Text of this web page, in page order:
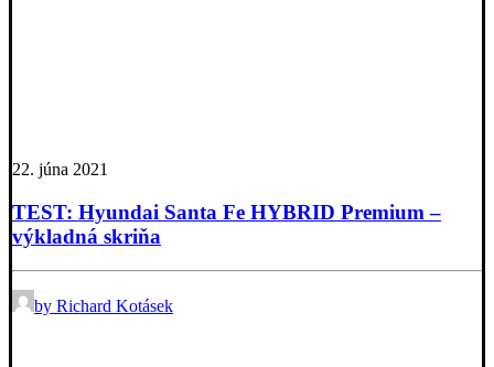
22. júna 2021
TEST: Hyundai Santa Fe HYBRID Premium –
výkladná skriňa
by Richard Kotásek